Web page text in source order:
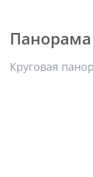
Панорама
Круговая